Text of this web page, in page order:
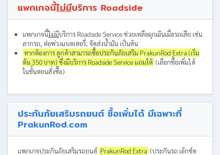
แพกเกจนี้ไม่มีบริการ Roadside
แพกเกจนี้ไม่มีบริการ Roadside Service ช่วยเหลือฉุกเฉินเมื่อรถเสีย เช่น
ลากรถ, ต่อพ่วงแบตเตอรี่, จัดส่งน้ำมัน เป็นต้น
หากต้องการ ลูกค้าสามารถซื้อประกันภัยเสริม PrakunRod Extra (เริ่ม
ต้น 350 บาท) ซึ่งมีบริการ Roadside Service แถมให้ (เลือกซื้อเพิ่มได้
ในขั้นตอนสั่งซื้อ)
ประกันภัยเสริมรถยนต์ ซื้อเพิ่มได้ มีเฉพาะที่
PrakunRod.com
แพกเกจประกันภัยเสริมรถยนต์ PrakunRod Extra (ประกันรถ เอ็กซ์ต